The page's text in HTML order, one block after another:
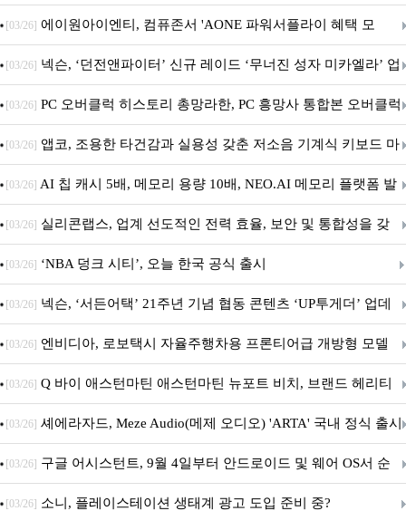
출시
[03/26] 에이원아이엔티, 컴퓨존서 'AONE 파워서플라이 혜택 모
음.ZIP' 이벤트 진행
[03/26] 넥슨, ‘던전앤파이터’ 신규 레이드 ‘무너진 성자 미카엘라’ 업
데이트!
[03/26] PC 오버클럭 히스토리 총망라한, PC 흥망사 통합본 오버클럭
특집(1-4편)
[03/26] 앱코, 조용한 타건감과 실용성 갖춘 저소음 기계식 키보드 마
우스 세트 'KM580' 출시
[03/26] AI 칩 캐시 5배, 메모리 용량 10배, NEO.AI 메모리 플랫폼 발
표
[03/26] 실리콘랩스, 업계 선도적인 전력 효율, 보안 및 통합성을 갖
춘 초저전력 블루투스 LE SoC ‘BG2B’ 공개
[03/26] ‘NBA 덩크 시티’, 오늘 한국 공식 출시
[03/26] 넥슨, ‘서든어택’ 21주년 기념 협동 콘텐츠 ‘UP투게더’ 업데
이트
[03/26] 엔비디아, 로보택시 자율주행차용 프론티어급 개방형 모델
‘알파마요 2 슈퍼’ 상업적 이용 가능
[03/26] Q 바이 애스턴마틴 애스턴마틴 뉴포트 비치, 브랜드 헤리티
지 담은 ‘헤리티지 에디션 컬렉션’ 공개
[03/26] 셰에라자드, Meze Audio(메제 오디오) 'ARTA' 국내 정식 출시
[03/26] 구글 어시스턴트, 9월 4일부터 안드로이드 및 웨어 OS서 순
차 서비스 종료
[03/26] 소니, 플레이스테이션 생태계 광고 도입 준비 중?